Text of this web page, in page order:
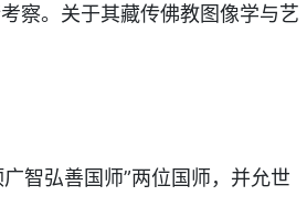
察。关于其藏传佛教图像学与艺
智弘善国师”两位国师，并允世